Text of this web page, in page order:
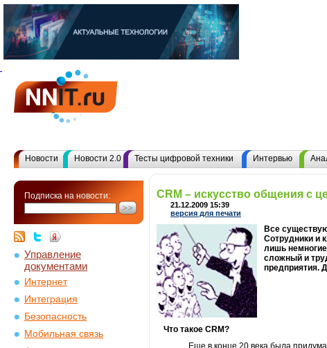
Новости Новости 2.0 Тесты цифровой техники Интервью
Подписка на новости:
Управление
документами
Интернет
Интеграция
Безопасность
Мобильная связь
CRM – искусство общения с
21.12.2009 15:39
версия для печати
Все
Сотрудники и
лишь
сложный и
предприятия.
Что такое CRM?
Еще в конце 20 века была придумана